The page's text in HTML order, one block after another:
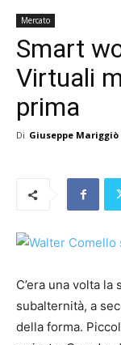
Mercato
Smart
Virtuali
prima
Di Giuseppe Mariggiò
C’era una volta
subalternità, a
della forma.